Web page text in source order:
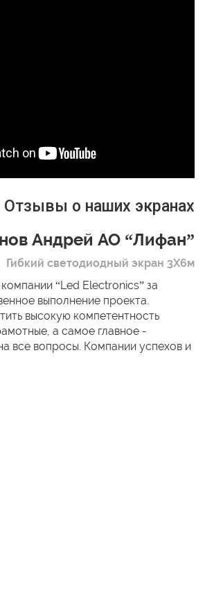
Отзывы о наших экранах
Андрей АО “Лифан”
Гибкий светодиодный экран 3Х6м
“Led Electronics” за
выполнение проекта.
высокую компетентность
а самое главное -
все вопросы. Компании успехов и